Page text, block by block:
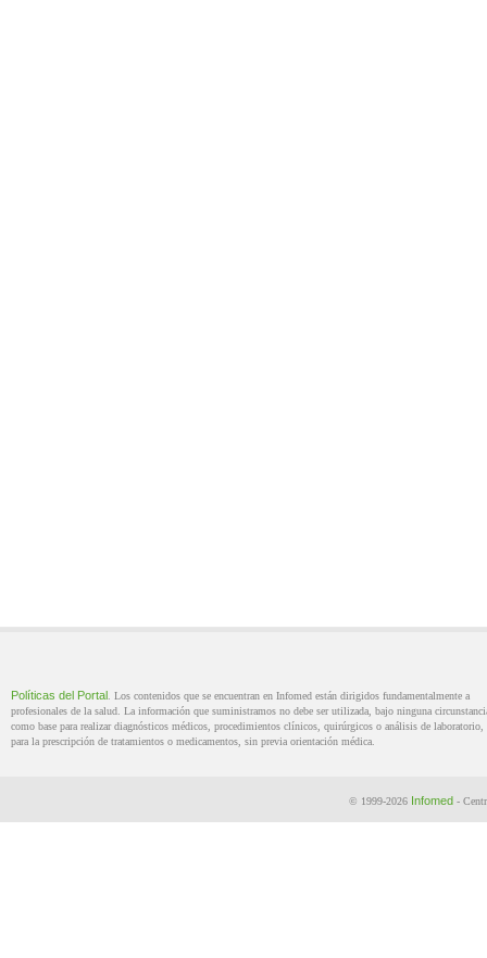
Políticas del Portal . Los contenidos que se encuentran en Infomed están dirigidos fundamentalmente a
profesionales de la salud. La información que suministramos no debe ser utilizada, bajo ninguna
como base para realizar diagnósticos médicos, procedimientos clínicos, quirúrgicos o análisis de laboratorio,
para la prescripción de tratamientos o medicamentos, sin previa orientación médica.
© 1999-2026 Infomed -